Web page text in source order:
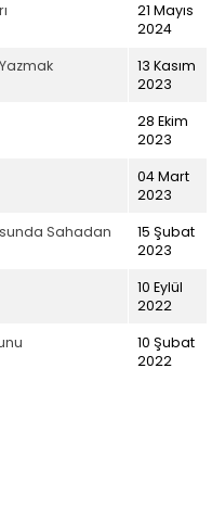
21 Mayıs
2024
13 Kasım
2023
28 Ekim
2023
04 Mart
2023
Sahadan
15 Şubat
2023
10 Eylül
2022
10 Şubat
2022